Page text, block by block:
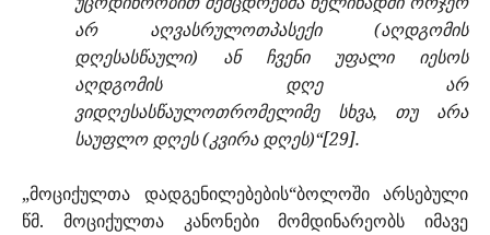
არ აღვასრულოთპასექი (აღდგომის
დღესასწაული) ან ჩვენი უფალი იესოს
აღდგომის დღე არ
ვიდღესასწაულოთრომელიმე სხვა, თუ არა
საუფლო დღეს (კვირა დღეს)“[29].
„მოციქულთა დადგენილებების“ბოლოში არსებული
წმ. მოციქულთა კანონები მომდინარეობს იმავე